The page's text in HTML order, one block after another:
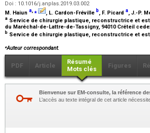
Doi : 10.1016/j.anplas.2019.03.002
M. Haiun a,⁎ , L. Cardon-Fréville b, F. Picard a, J.-P.
a Service de chirurgie plastique, reconstructrice et
du Maréchal-de-Lattre-de-Tassigny, 94010 Créteil
b Service de chirurgie plastique, reconstructrice et
⁎Auteur correspondant.
PDF Article
Résumé
Mots clés
Figures
Bienvenue sur EM-consulte, la référence
L’accès au texte intégral de cet article